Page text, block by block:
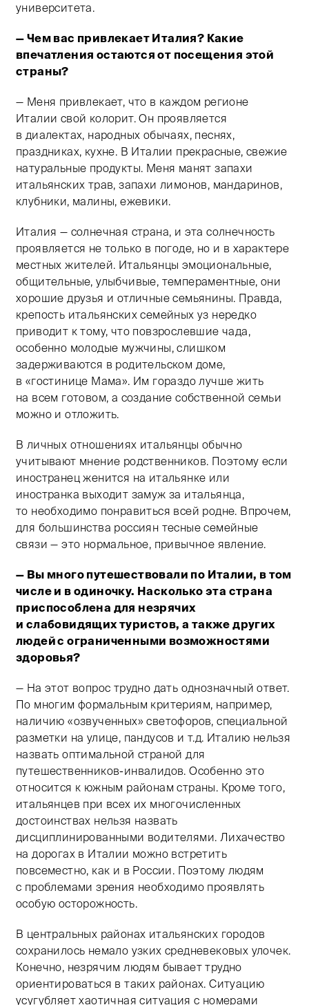
университета.
— Чем вас привлекает Италия? Какие
впечатления остаются от посещения этой
страны?
— Меня привлекает, что в каждом регионе
Италии свой колорит. Он проявляется
в диалектах, народных обычаях, песнях,
праздниках, кухне. В Италии прекрасные, свежие
натуральные продукты. Меня манят запахи
итальянских трав, запахи лимонов, мандаринов,
клубники, малины, ежевики.
Италия — солнечная страна, и эта солнечность
проявляется не только в погоде, но и в характере
местных жителей. Итальянцы эмоциональные,
общительные, улыбчивые, темпераментные, они
хорошие друзья и отличные семьянины. Правда,
крепость итальянских семейных уз нередко
приводит к тому, что повзрослевшие чада,
особенно молодые мужчины, слишком
задерживаются в родительском доме,
в «гостинице Мама». Им гораздо лучше жить
на всем готовом, а создание собственной семьи
можно и отложить.
В личных отношениях итальянцы обычно
учитывают мнение родственников. Поэтому если
иностранец женится на итальянке или
иностранка выходит замуж за итальянца,
то необходимо понравиться всей родне. Впрочем,
для большинства россиян тесные семейные
связи — это нормальное, привычное явление.
— Вы много путешествовали по Италии, в том
числе и в одиночку. Насколько эта страна
приспособлена для незрячих
и слабовидящих туристов, а также других
людей с ограниченными возможностями
здоровья?
— На этот вопрос трудно дать однозначный ответ.
По многим формальным критериям, например,
наличию «озвученных» светофоров, специальной
разметки на улице, пандусов и т.д. Италию нельзя
назвать оптимальной страной для
путешественников-инвалидов. Особенно это
относится к южным районам страны. Кроме того,
итальянцев при всех их многочисленных
достоинствах нельзя назвать
дисциплинированными водителями. Лихачество
на дорогах в Италии можно встретить
повсеместно, как и в России. Поэтому людям
с проблемами зрения необходимо проявлять
особую осторожность.
В центральных районах итальянских городов
сохранилось немало узких средневековых улочек.
Конечно, незрячим людям бывает трудно
ориентироваться в таких районах. Ситуацию
усугубляет хаотичная ситуация с номерами